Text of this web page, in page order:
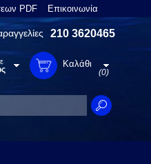
PDF Επικοινωνία
210 3620465
Καλάθι
(0)